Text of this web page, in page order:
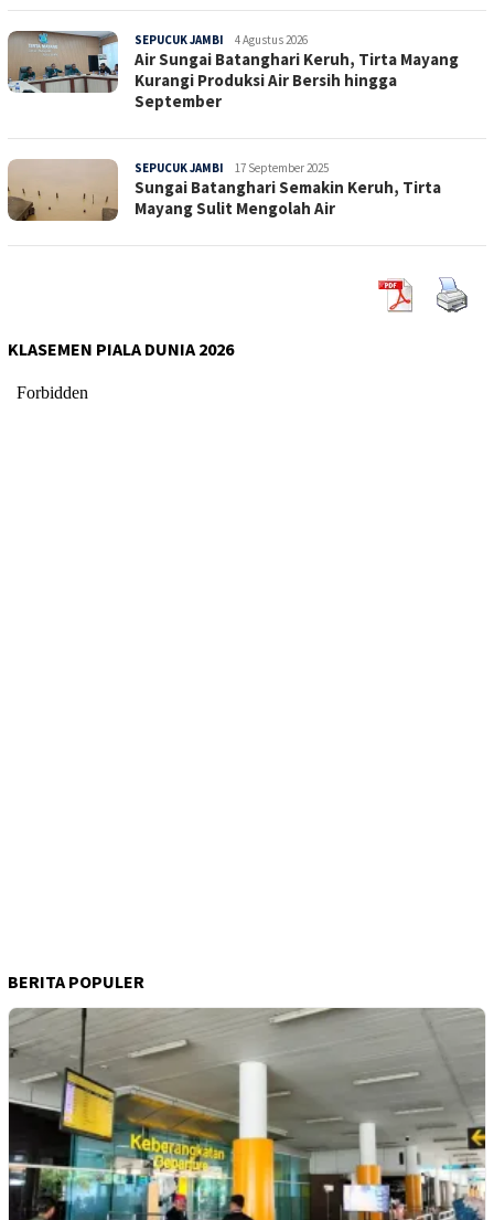
SEPUCUK JAMBI Sepucuk
Jambi
4 Agustus 2026
Air Sungai Batanghari Keruh, Tirta Mayang
Kurangi Produksi Air Bersih hingga
September
SEPUCUK JAMBI Sepucuk
Jambi
17 September 2025
Sungai Batanghari Semakin Keruh, Tirta
Mayang Sulit Mengolah Air
KLASEMEN PIALA DUNIA 2026
BERITA POPULER